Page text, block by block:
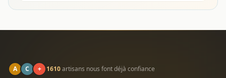
A C + 1610artisans nous font déjà confiance